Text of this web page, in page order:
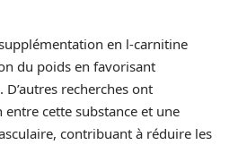
en l-carnitine
du poids en favorisant
D’autres recherches ont
cette substance et une
contribuant à réduire les